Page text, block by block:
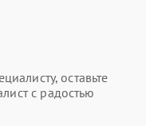
оставьте
с радостью